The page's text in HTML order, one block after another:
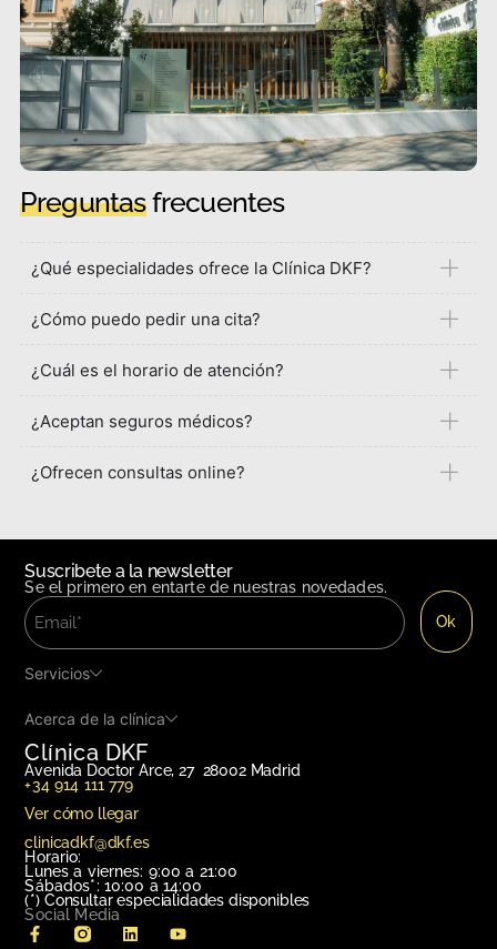
Preguntasfrecuentes
¿Qué especialidades ofrece la Clínica DKF?
¿Cómo puedo pedir una cita?
¿Cuál es el horario de atención?
¿Aceptan seguros médicos?
¿Ofrecen consultas online?
Clínica DKF
Avenida Doctor Arce, 27 28002 Madrid
+34 914 111 779
Ver cómo llegar
clinicadkf@dkf.es
Horario:
Lunes a viernes: 9:00 a 21:00
Sábados*: 10:00 a 14:00
(*) Consultar especialidades disponibles
Social Media
Suscribete a la newsletter
Se el primero en entarte de nuestras novedades.
Servicios
Acerca de la clínica